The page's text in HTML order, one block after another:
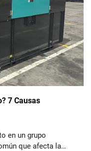
7 Causas
en un grupo
que afecta la